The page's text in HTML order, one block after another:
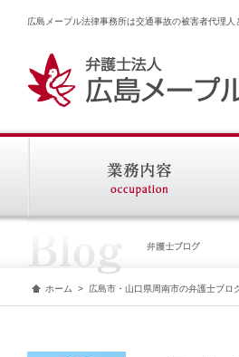
広島メープル法律事務所は交通事故の被害者代理
ホーム > 広島市・山口県周南市の弁護士ブロ